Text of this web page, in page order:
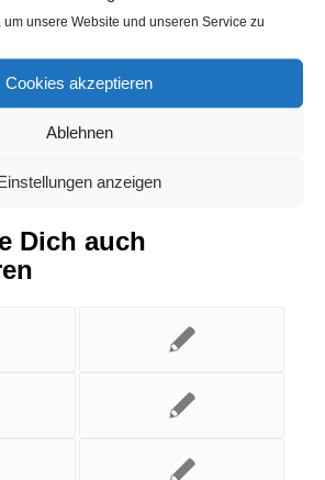
unsere Website und unseren Service zu
Cookies akzeptieren
Ablehnen
anzeigen
Dich auch